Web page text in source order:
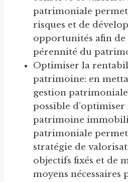
patrimoniale
risques et de
opportunités afin
pérennité du
Optimiser la
patrimoine: en
gestion patrimoniale
possible
patrimoine
patrimoniale
stratégie de
objectifs fixés et de
moyens nécessaires